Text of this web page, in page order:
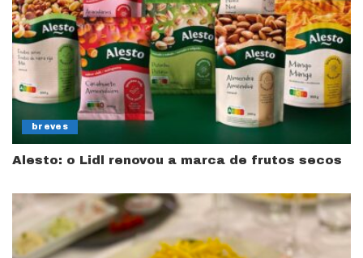
breves
Alesto: o Lidl renovou a marca de frutos secos